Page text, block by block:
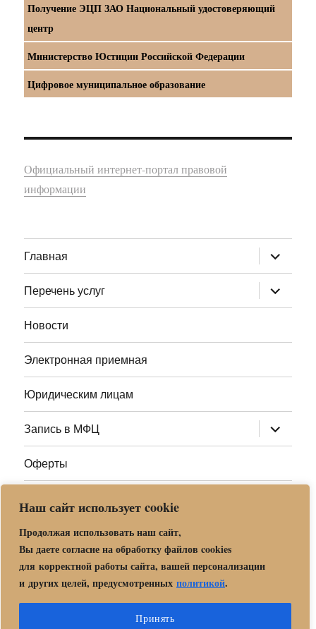
Наш сайт использует cookie
Продолжая использовать наш сайт,
Вы даете согласие на обработку файлов cookies
для корректной работы сайта, вашей персонализации
и других целей, предусмотренных политикой.
Принять
Получение ЭЦП ЗАО Национальный удостоверяющий
центр
Министерство Юстиции Российской Федерации
Цифровое муниципальное образование
Официальный интернет-портал правовой
информации
Главная раскрыть
дочернее
меню
Перечень услуг
раскрыть
дочернее
меню
Новости
Электронная приемная
Юридическим лицам
Запись в МФЦ раскрыть
дочернее
меню
Оферты
Адреса МФЦ МО
документы» в г. о. Орехово-Зуево
Политика обработки и защиты персональных данных в «МБУ
МФЦ Орехово-Зуевского городского округа Московской области»